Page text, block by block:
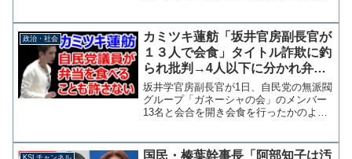
日新聞の誤報を確認してから政府が控訴
断念を決断したという見...
政治・社会
カミツキ蓮舫「坂井官房副長官が
１３人で会食」タイトル詐欺に釣
られ批判→4人以下に分かれ弁当
を食べただけなのに
坂井学官房副長官が1日、自民党の無派閥
グループ「ガネーシャの会」のメンバー
13名と会合を開き会食を行ったかのよう
ぜ、貴方は「問題ない」のでしょう。そ
国民・榛葉幹事長「阿部知子は汚